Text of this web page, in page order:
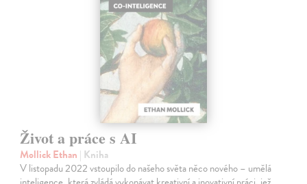
Život a práce s AI
Mollick Ethan | Kniha
V listopadu 2022 vstoupilo do našeho světa něco nového – umělá